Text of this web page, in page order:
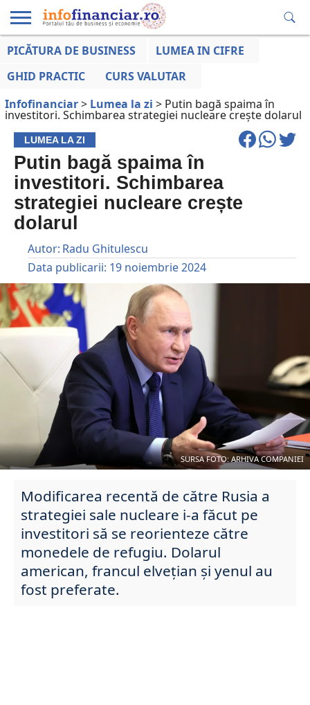
EDUCAȚIE
LA ZI
AFACERILOR
PICĂTURA DE BUSINESS
LUMEA IN CIFRE
GHID PRACTIC
CURS VALUTAR
Infofinanciar> Lumea la zi > Putin bagă spaima în
investitori. Schimbarea strategiei nucleare crește dolarul
LUMEA LA ZI
Putin bagă spaima în
investitori. Schimbarea
strategiei nucleare crește
dolarul
Autor: Radu Ghitulescu
Data publicarii: 19 noiembrie 2024
SURSA FOTO: ARHIVA COMPANIEI
Modificarea recentă de către Rusia a
strategiei sale nucleare i-a făcut pe
investitori să se reorienteze către
monedele de refugiu. Dolarul
american, francul elvețian și yenul au
fost preferate.